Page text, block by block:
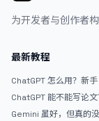
为开发者与创作者
最新教程
ChatGPT 怎么用？新手
ChatGPT 能不能写论
Gemini 虽好，但真的